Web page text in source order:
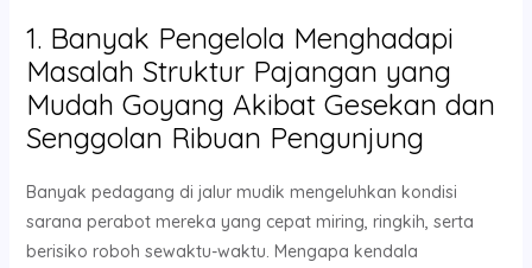
1. Banyak Pengelola Menghadapi
Masalah Struktur Pajangan yang
Mudah Goyang Akibat Gesekan dan
Senggolan Ribuan Pengunjung
Banyak pedagang di jalur mudik mengeluhkan kondisi
sarana perabot mereka yang cepat miring, ringkih, serta
berisiko roboh sewaktu-waktu. Mengapa kendala